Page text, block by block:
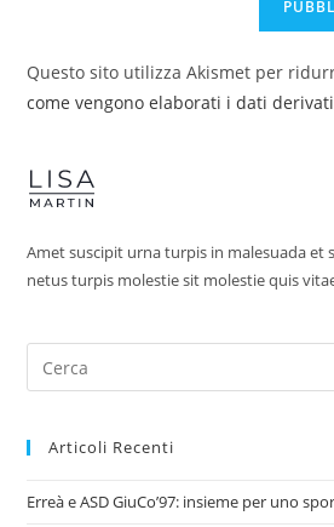
Questo sito utilizza Akismet per
come vengono elaborati i dati
Amet suscipit urna turpis in malesuada
netus turpis molestie sit molestie quis
Articoli Recenti
Erreà e ASD GiuCo’97: insieme per uno